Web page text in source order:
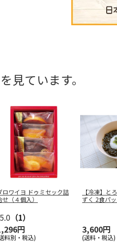
見ています。
ロワイヨ ドゥミセック詰
せ（４個入）
5.0 （1）
円
料別・税込)
【冷凍】と
ずく 2食パ
3,600円
(送料・税込)